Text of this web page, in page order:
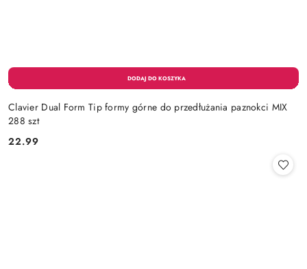
Clavier Dual Form Tip formy górne do przedłużania paznokci MIX
288 szt
Cena:
22.99